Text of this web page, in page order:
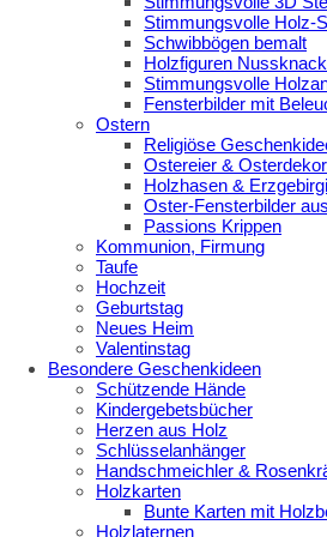
Stimmungsvolle Holz-
Schwibbögen bemalt
Holzfiguren
Stimmungsvolle
Fensterbilder mit
Ostern
Religiöse
Ostereier &
Holzhasen &
Oster-Fensterbilder
Passions Krippen
Kommunion, Firmung
Taufe
Hochzeit
Geburtstag
Neues Heim
Valentinstag
Besondere Geschenkideen
Schützende Hände
Kindergebetsbücher
Herzen aus Holz
Schlüsselanhänger
Handschmeichler &
Holzkarten
Bunte Karten mit
Holzlaternen